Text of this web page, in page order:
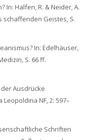
In: Halfen, R. & Neider, A.
schaffenden Geistes, S.
In: Edelhäuser,
S. 66 ff.
der Ausdrücke
NF, 2: 597–
Schriften